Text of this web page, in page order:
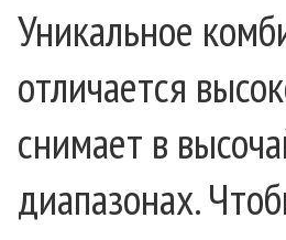
Уникальное
отличается
снимает в
диапазонах.